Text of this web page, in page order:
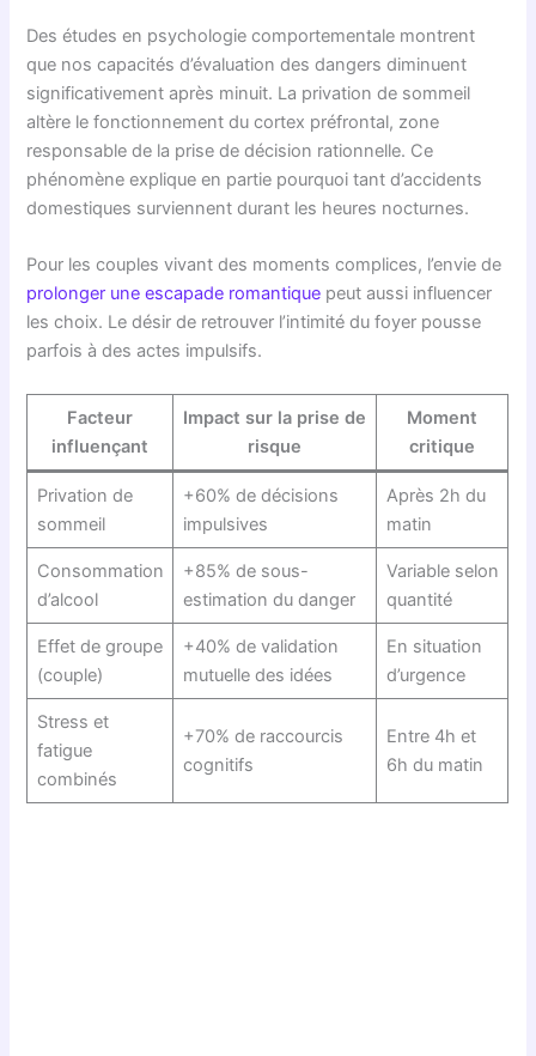
Des études en psychologie comportementale montrent
que nos capacités d’évaluation des dangers diminuent
significativement après minuit. La privation de sommeil
altère le fonctionnement du cortex préfrontal, zone
responsable de la prise de décision rationnelle. Ce
phénomène explique en partie pourquoi tant d’accidents
domestiques surviennent durant les heures nocturnes.
Pour les couples vivant des moments complices, l’envie de
prolonger une escapade romantique peut aussi influencer
les choix. Le désir de retrouver l’intimité du foyer pousse
parfois à des actes impulsifs.
Facteur
influençant
Impact sur la prise de
risque
Moment
critique
Privation de
sommeil
+60% de décisions
impulsives
Après 2h du
matin
Consommation
d’alcool
+85% de sous-
estimation du danger
Variable selon
quantité
Effet de groupe
(couple)
+40% de validation
mutuelle des idées
En situation
d’urgence
Stress et
fatigue
combinés
+70% de raccourcis
cognitifs
Entre 4h et
6h du matin